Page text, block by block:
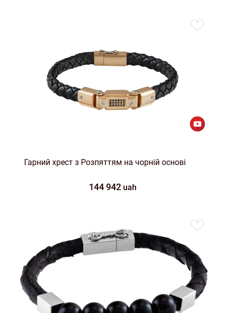
Гарний хрест з Розпяттям на чорній основі
144 942 uah
favorites
favorites